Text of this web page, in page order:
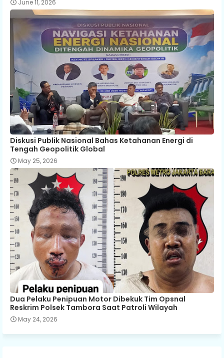
June 11, 2026
Diskusi Publik Nasional Bahas Ketahanan Energi di
Tengah Geopolitik Global
May 25, 2026
Dua Pelaku Penipuan Motor Dibekuk Tim Opsnal
Reskrim Polsek Tambora Saat Patroli Wilayah
May 24, 2026